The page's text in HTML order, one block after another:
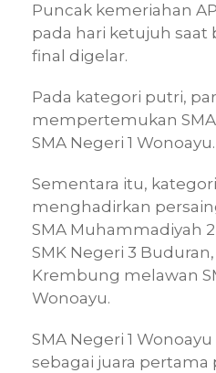
Puncak kemeriahan
pada hari ketujuh saat
final digelar.
Pada kategori putri,
mempertemukan SMA
SMA Negeri 1 Wonoayu.
Sementara itu,
menghadirkan
SMA Muhammadiyah
SMK Negeri 3
Krembung melawan
Wonoayu.
SMA Negeri 1
sebagai juara